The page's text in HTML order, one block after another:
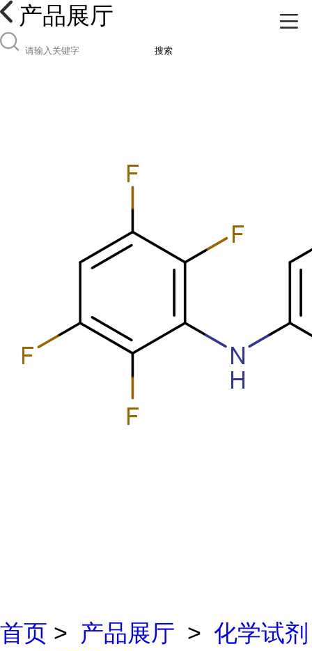
产品展厅
搜索
首页 > 产品展厅 > 化学试剂